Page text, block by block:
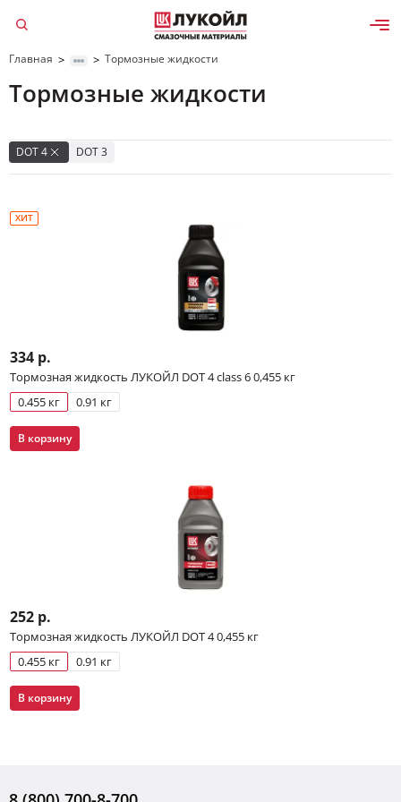
Да, верно Изменить
Главная > > Тормозные жидкости
Тормозные жидкости
DOT 4 DOT 3
ХИТ
334 р.
Тормозная жидкость ЛУКОЙЛ DOT 4 class 6 0,455 кг
0.455 кг
0.91 кг
В корзину
252 р.
Тормозная жидкость ЛУКОЙЛ DOT 4 0,455 кг
0.455 кг
0.91 кг
В корзину